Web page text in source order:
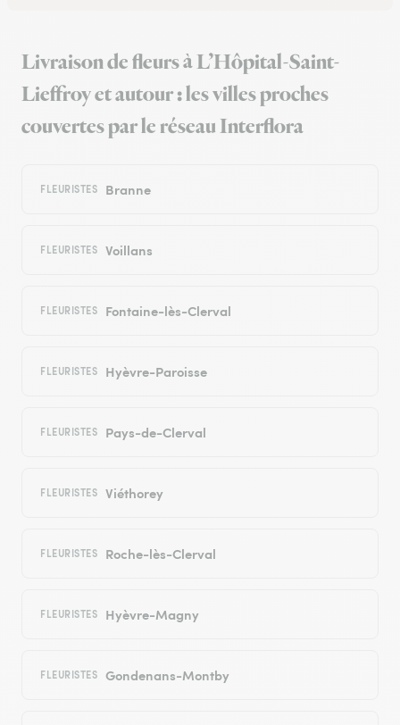
Livraison de fleurs à L’Hôpital-Saint-
Lieffroy et autour : les villes proches
couvertes par le réseau Interflora
FLEURISTES Branne
FLEURISTES Voillans
FLEURISTES Fontaine-lès-Clerval
FLEURISTES Hyèvre-Paroisse
FLEURISTES Pays-de-Clerval
FLEURISTES Viéthorey
FLEURISTES Roche-lès-Clerval
FLEURISTES Hyèvre-Magny
FLEURISTES Gondenans-Montby